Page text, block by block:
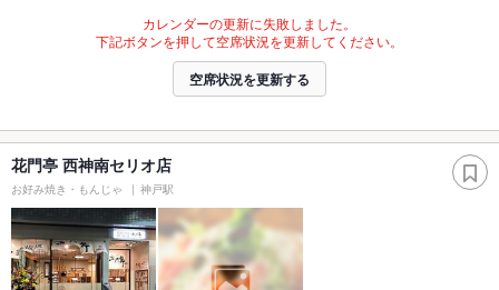
カレンダーの更新に失敗しました。
下記ボタンを押して空席状況を更新してください。
空席状況を更新する
花門亭 西神南セリオ店
お好み焼き・もんじゃ 神戸駅